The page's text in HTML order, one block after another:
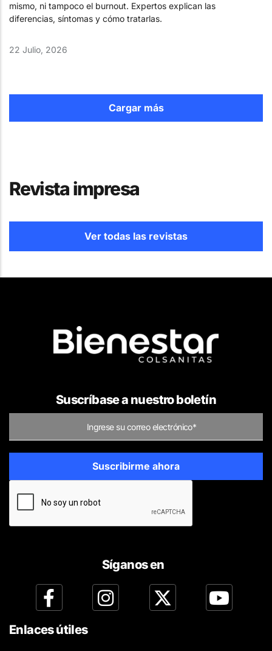
mismo, ni tampoco el burnout. Expertos explican las
diferencias, síntomas y cómo tratarlas.
22 Julio, 2026
Cargar más
Revista impresa
Ver todas las revistas
Suscríbase a nuestro boletín
Síganos en
Enlaces útiles